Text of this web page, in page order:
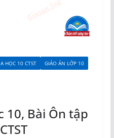
HỌC 10 CTST
GIÁO ÁN LỚP 10
10, Bài Ôn tập